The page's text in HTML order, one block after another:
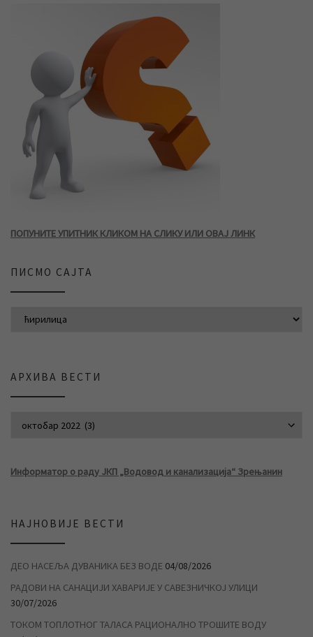
ПОПУНИТЕ УПИТНИК КЛИКОМ НА СЛИКУ ИЛИ ОВАЈ ЛИНК
ПИСМО САЈТА
АРХИВА ВЕСТИ
Информатор о раду ЈКП „Водовод и канализација“ Зрењанин
НАЈНОВИЈЕ ВЕСТИ
ДЕО НАСЕЉА ДУВАНИКА БЕЗ ВОДЕ 04/08/2026
РАДОВИ НА САНАЦИЈИ ХАВАРИЈЕ У САВЕЗНИЧКОЈ УЛИЦИ
30/07/2026
ТОКОМ ТОПЛОТНОГ ТАЛАСА РАЦИОНАЛНО ТРОШИТЕ ВОДУ